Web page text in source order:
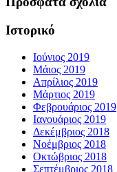
Ιστορικό
Ιούνιος 2019
Μάιος 2019
Απρίλιος 2019
Μάρτιος 2019
Φεβρουάριος 2019
Ιανουάριος 2019
Δεκέμβριος 2018
Νοέμβριος 2018
Οκτώβριος 2018
Σεπτέμβριος 2018